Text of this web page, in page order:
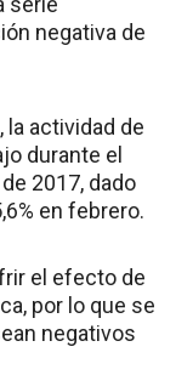
negativa de
la actividad de
durante el
2017, dado
en febrero.
el efecto de
por lo que se
negativos